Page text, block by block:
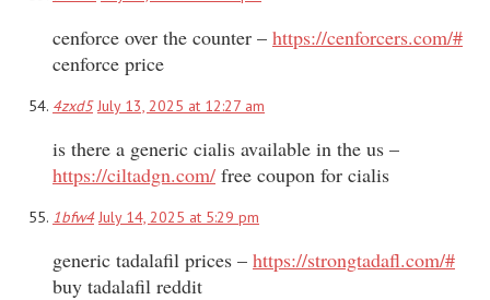
cenforce over the counter – https://cenforcers.com/#
cenforce price
4zxd5 July 13, 2025 at 12:27 am
is there a generic cialis available in the us –
https://ciltadgn.com/ free coupon for cialis
1bfw4 July 14, 2025 at 5:29 pm
generic tadalafil prices – https://strongtadafl.com/#
buy tadalafil reddit